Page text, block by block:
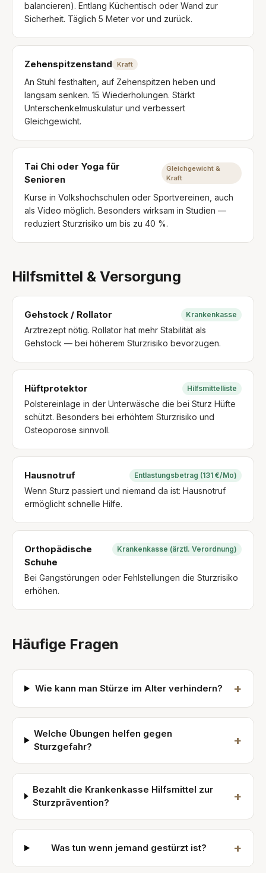
balancieren). Entlang Küchentisch oder Wand zur
Sicherheit. Täglich 5 Meter vor und zurück.
Zehenspitzenstand Kraft
An Stuhl festhalten, auf Zehenspitzen heben und
langsam senken. 15 Wiederholungen. Stärkt
Unterschenkelmuskulatur und verbessert
Gleichgewicht.
Tai Chi oder Yoga für
Senioren
Gleichgewicht &
Kraft
Kurse in Volkshochschulen oder Sportvereinen, auch
als Video möglich. Besonders wirksam in Studien —
reduziert Sturzrisiko um bis zu 40 %.
Hilfsmittel & Versorgung
Gehstock / Rollator Krankenkasse
Arztrezept nötig. Rollator hat mehr Stabilität als
Gehstock — bei höherem Sturzrisiko bevorzugen.
Hüftprotektor Hilfsmittelliste
Polstereinlage in der Unterwäsche die bei Sturz Hüfte
schützt. Besonders bei erhöhtem Sturzrisiko und
Osteoporose sinnvoll.
Hausnotruf Entlastungsbetrag (131 €/Mo)
Wenn Sturz passiert und niemand da ist: Hausnotruf
ermöglicht schnelle Hilfe.
Orthopädische
Schuhe
Krankenkasse (ärztl. Verordnung)
Bei Gangstörungen oder Fehlstellungen die Sturzrisiko
erhöhen.
Häufige Fragen
Wie kann man Stürze im Alter verhindern? +
Welche Übungen helfen gegen
Sturzgefahr?
+
Bezahlt die Krankenkasse Hilfsmittel zur
Sturzprävention?
+
Was tun wenn jemand gestürzt ist? +